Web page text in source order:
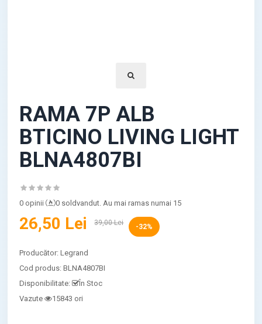
RAMA 7P ALB
BTICINO LIVING LIGHT
BLNA4807BI
0 opinii 0 soldvandut. Au mai ramas numai 15
26,50 Lei 39,00 Lei -32%
Producător:Legrand
Cod produs:BLNA4807BI
Disponibilitate:
În Stoc
Vazute
15843 ori